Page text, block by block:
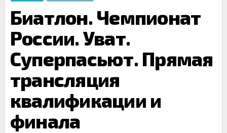
Биатлон. Чемпионат
России. Уват.
Суперпасьют. Прямая
трансляция
квалификации и
финала